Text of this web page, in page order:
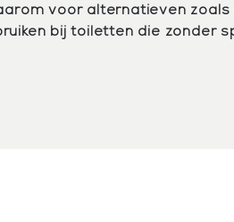
voor alternatieven zoals
bij toiletten die zonder